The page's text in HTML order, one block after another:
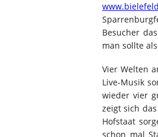
Besucher
man sollte
Vier Welten
Live-Musik
wieder vier
zeigt sich
Hofstaat
schon mal